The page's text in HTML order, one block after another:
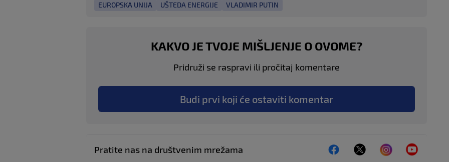
EUROPSKA UNIJA UŠTEDA ENERGIJE VLADIMIR PUTIN
KAKVO JE TVOJE MIŠLJENJE O OVOME?
Pridruži se raspravi ili pročitaj komentare
Budi prvi koji će ostaviti komentar
Pratite nas na društvenim mrežama